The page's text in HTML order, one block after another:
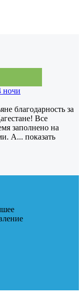
ночи
благодарность за
Все
заполнено на
А... показать